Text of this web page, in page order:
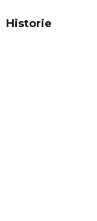
Historie